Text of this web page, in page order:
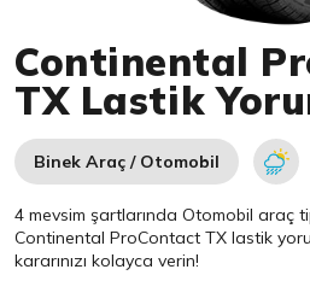
Continental
TX Lastik
Binek Araç / Otomobil
4 mevsim şartlarında Otomobil araç
Continental ProContact TX lastik
kararınızı kolayca verin!